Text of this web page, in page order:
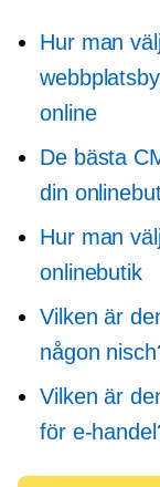
Hur man
online
De bästa
din
Hur man
onlinebutik
Vilken är
någon
Vilken är
för e-